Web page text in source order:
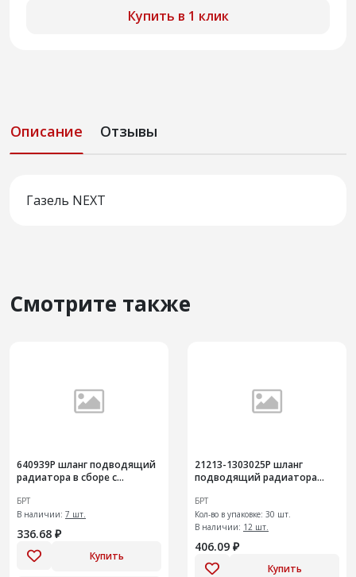
Купить в 1 клик
Описание Отзывы
Газель NEXT
Смотрите также
640939Р шланг подводящий
радиатора в сборе с
Granta,
БРТ
В наличии: 7 шт.
336.68 ₽
Купить
21213-1303025Р шланг
подводящий радиатора
БРТ
Кол-во в упаковке: 30 шт.
В наличии: 12 шт.
406.09 ₽
Купить